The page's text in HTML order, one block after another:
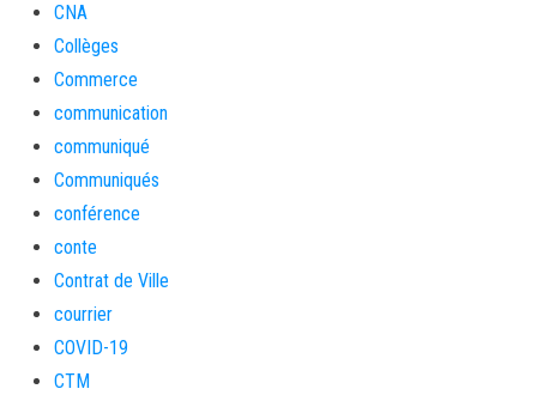
CNA
Collèges
Commerce
communication
communiqué
Communiqués
conférence
conte
Contrat de Ville
courrier
COVID-19
CTM